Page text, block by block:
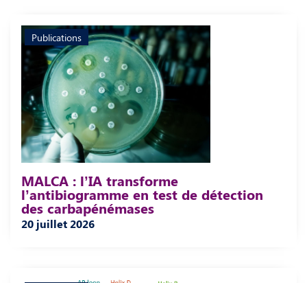
Publications
MALCA : l’IA transforme
l’antibiogramme en test de détection
des carbapénémases
20 juillet 2026